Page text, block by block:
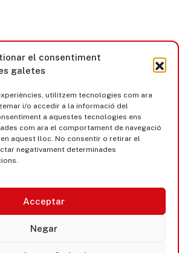
el consentiment
galetes
utilitzem tecnologies com ara
i/o accedir a la informació del
a aquestes tecnologies ens
com ara el comportament de navegació
aquest lloc. No consentir o retirar el
negativament determinades
Acceptar
Negar
d’Aro · S’Agaró